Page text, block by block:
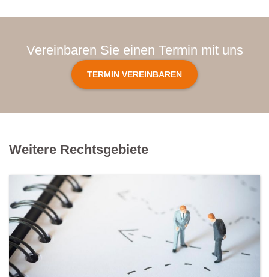
Vereinbaren Sie einen Termin mit uns
TERMIN VEREINBAREN
Weitere Rechtsgebiete